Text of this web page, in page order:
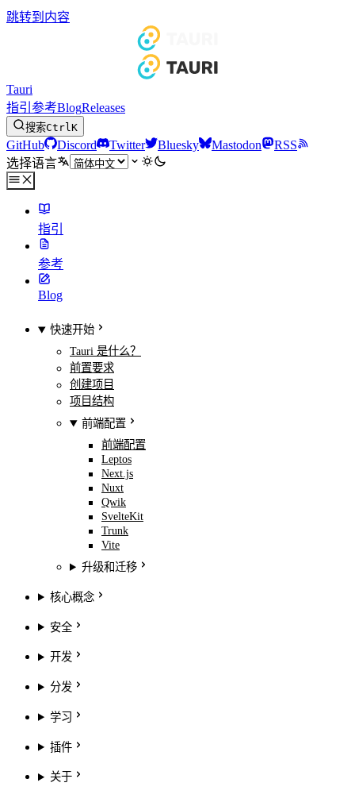
跳转到内容
Tauri
指引 参考BlogReleases
搜索CtrlK
GitHub Discord Twitter Bluesky Mastodon
RSS
选择语言
指引
参考
Blog
快速开始
Tauri 是什么？
前置要求
创建项目
项目结构
前端配置
前端配置
Leptos
Next.js
Nuxt
Qwik
SvelteKit
Trunk
Vite
升级和迁移
核心概念
安全
开发
分发
学习
插件
关于